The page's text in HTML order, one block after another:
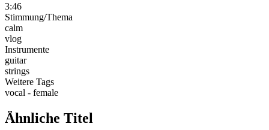
3:46
Stimmung/Thema
calm
vlog
Instrumente
guitar
strings
Weitere Tags
vocal - female
Ähnliche Titel